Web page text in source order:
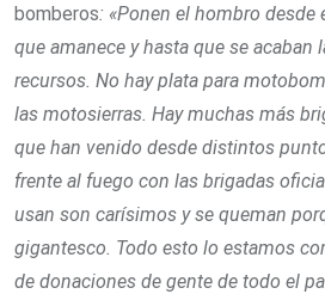
bomberos: «Ponen el hombro
que amanece y hasta que se acaban
recursos. No hay plata para
las motosierras. Hay muchas más
que han venido desde distintos
frente al fuego con las brigadas
usan son carísimos y se queman
gigantesco. Todo esto lo estamos
de donaciones de gente de todo el